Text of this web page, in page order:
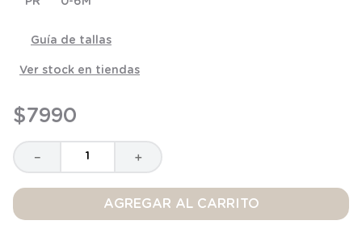
Guía de tallas
Ver stock en tiendas
$7990
＋
－
AGREGAR AL CARRITO